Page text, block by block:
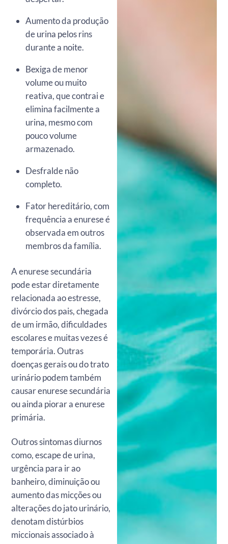
Aumento da produção
de urina pelos rins
durante a noite.
Bexiga de menor
volume ou muito
reativa, que contrai e
elimina facilmente a
urina, mesmo com
pouco volume
armazenado.
Desfralde não
completo.
Fator hereditário, com
frequência a enurese é
observada em outros
membros da família.
A enurese secundária
pode estar diretamente
relacionada ao estresse,
divórcio dos pais, chegada
de um irmão, dificuldades
escolares e muitas vezes é
temporária. Outras
doenças gerais ou do trato
urinário podem também
causar enurese secundária
ou ainda piorar a enurese
primária.
Outros sintomas diurnos
como, escape de urina,
urgência para ir ao
banheiro, diminuição ou
aumento das micções ou
alterações do jato urinário,
denotam distúrbios
miccionais associado à